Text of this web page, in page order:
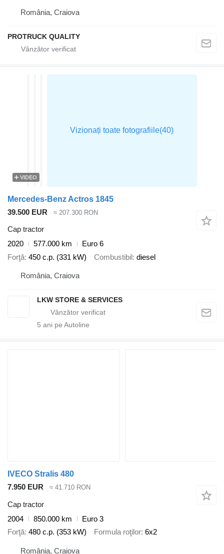
România, Craiova
PROTRUCK QUALITY
VIDEO
Mercedes-Benz Actros 1845
39.500 EUR
≈ 207.300 RON
Cap tractor
2020
577.000 km
Euro 6
Forţă 450 c.p. (331 kW) Combustibil diesel
România, Craiova
LKW STORE & SERVICES
5 ani pe Autoline
IVECO Stralis 480
7.950 EUR
≈ 41.710 RON
Cap tractor
2004
850.000 km
Euro 3
Forţă 480 c.p. (353 kW) Formula roţilor 6x2
România, Craiova